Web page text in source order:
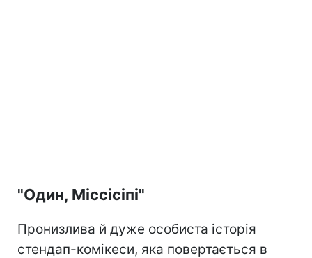
"Один, Міссісіпі"
Пронизлива й дуже особиста історія
стендап-комікеси, яка повертається в